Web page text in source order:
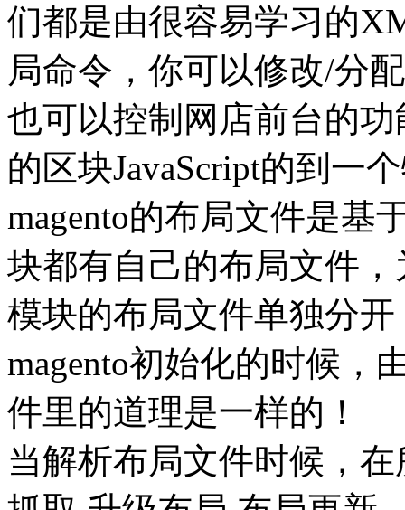
们都是由很容易学习的
局命令，你可以修改/分
也可以控制网店前台的
的区块JavaScript的到一
magento的布局文件是基
块都有自己的布局文件
模块的布局文件单独分
magento初始化的时候，
件里的道理是一样的！
当解析布局文件时候，